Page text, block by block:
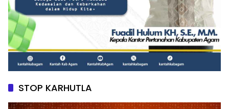
STOP KARHUTLA